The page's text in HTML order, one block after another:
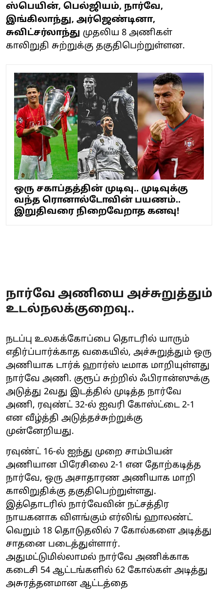
ஸ்பெயின், பெல்ஜியம், நார்வே,
இங்கிலாந்து, அர்ஜெண்டினா,
சுவிட்சர்லாந்து முதலிய 8 அணிகள்
காலிறுதி சுற்றுக்கு தகுதிபெற்றுள்ளன.
ஒரு சகாப்தத்தின் முடிவு.. முடிவுக்கு
வந்த ரொனால்டோவின் பயணம்..
இறுதிவரை நிறைவேறாத கனவு!
நார்வே அணியை அச்சுறுத்தும்
உடல்நலக்குறைவு..
நடப்பு உலகக்கோப்பை தொடரில் யாரும்
எதிர்ப்பார்க்காத வகையில், அச்சுறுத்தும் ஒரு
அணியாக டார்க் ஹார்ஸ் டீமாக மாறியுள்ளது
நார்வே அணி. குரூப் சுற்றில் ஃபிரான்ஸுக்கு
அடுத்து 2வது இடத்தில் முடித்த நார்வே
அணி, ரவுண்ட் 32-ல் ஐவரி கோஸ்ட்டை 2-1
என வீழ்த்தி அடுத்தச்சுற்றுக்கு
முன்னேறியது.
ரவுண்ட் 16-ல் ஐந்து முறை சாம்பியன்
அணியான பிரேசிலை 2-1 என தோற்கடித்த
நார்வே, ஒரு அசாதாரண அணியாக மாறி
காலிறுதிக்கு தகுதிபெற்றுள்ளது.
இத்தொடரில் நார்வேவின் நட்சத்திர
நாயகனாக விளங்கும் எர்லிங் ஹாலண்ட்
வெறும் 18 தொடுதலில் 7 கோல்களை அடித்து
சாதனை படைத்துள்ளார்.
அதுமட்டுமில்லாமல் நார்வே அணிக்காக
கடைசி 54 ஆட்டங்களில் 62 கோல்கள் அடித்து
அசுரத்தனமான ஆட்டத்தை